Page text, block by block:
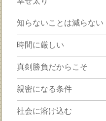
知らないことは減らない
時間に厳しい
真剣勝負だからこそ
親密になる条件
社会に溶け込む